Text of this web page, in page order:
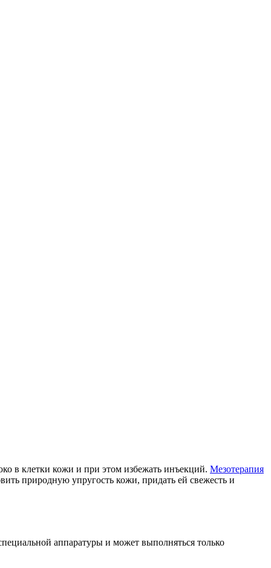
в клетки кожи и при этом избежать инъекций. Мезотерапия
природную упругость кожи, придать ей свежесть и
аппаратуры и может выполняться только